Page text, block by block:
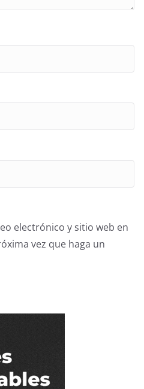
electrónico y sitio web en
vez que haga un